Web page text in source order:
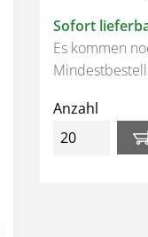
Sofort
Es kommen
Anzahl